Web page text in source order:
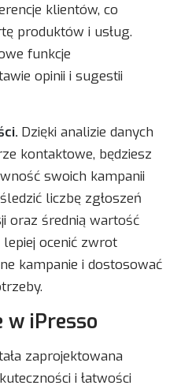
klientów, co
produktów i usług.
funkcje
opinii i sugestii
Dzięki analizie danych
kontaktowe, będziesz
swoich kampanii
liczbę zgłoszeń
oraz średnią wartość
ocenić zwrot
kampanie i dostosować
iPresso
zaprojektowana
i łatwości